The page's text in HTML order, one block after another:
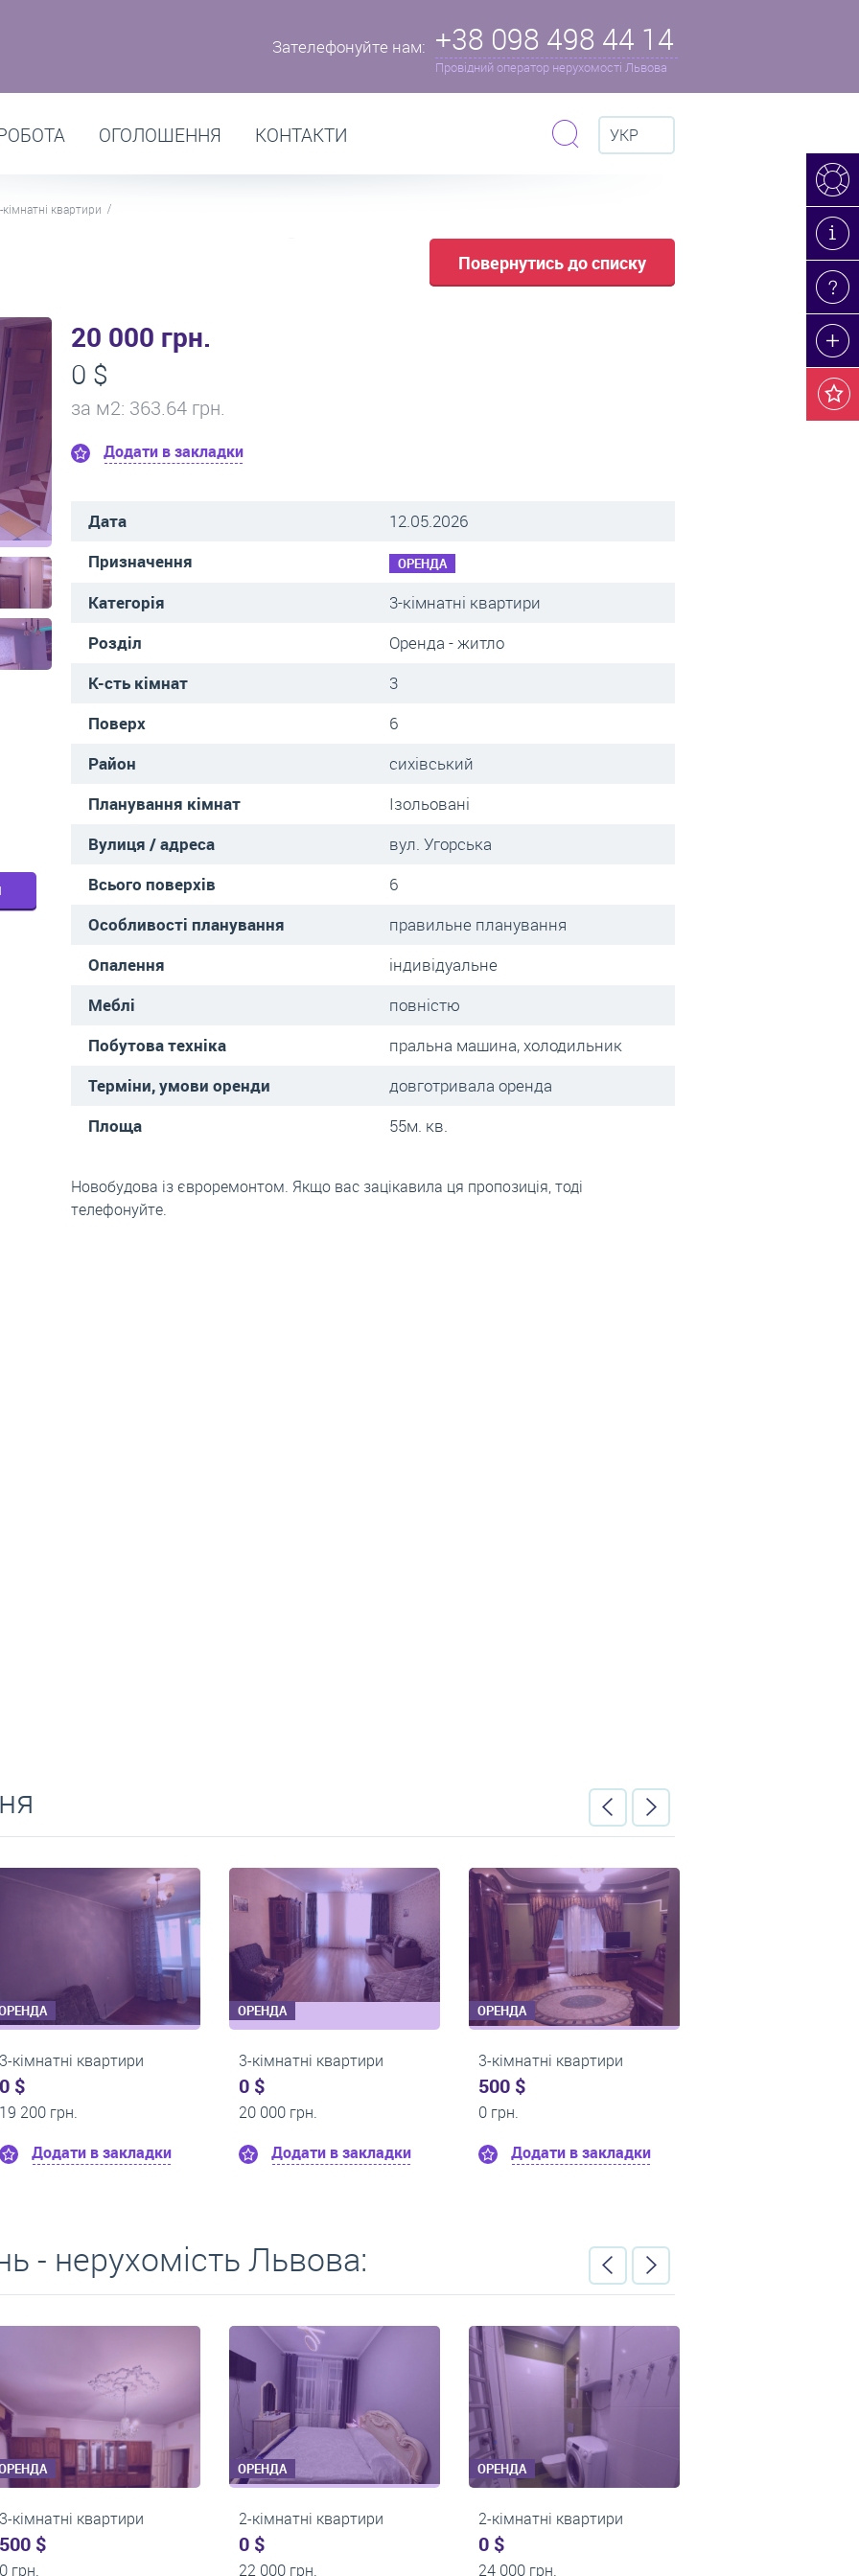
Зателефонуйте нам: +38 098 498 44 14
Провідний оператор нерухомості Львова
ОГОЛОШЕННЯ КОНТАКТИ УКР
кімнатні квартири
Повернутись до списку
20 000 грн.
0 $
за м2: 363.64 грн.
Додати в закладки
Дата
12.05.2026
Призначення
ОРЕНДА
Категорія
3-кімнатні квартири
Розділ
Оренда - житло
К-сть кімнат
3
Поверх
6
Район
сихівський
Планування кімнат
Ізольовані
Вулиця / адреса
вул. Угорська
Всього поверхів
6
Особливості планування
правильне планування
Опалення
індивідуальне
Меблі
повністю
Побутова техніка
пральна машина, холодильник
Терміни, умови оренди
довготривала оренда
Площа
55м. кв.
Новобудова із євроремонтом. Якщо вас зацікавила ця пропозиція, тоді
телефонуйте.
кімнатні квартири
500 грн.
Додати в закладки
ОРЕНДА
3-кімнатні квартири
0 $
18 000 грн.
Додати в закладки
ОРЕНДА
3-кімнатні квартири
0 $
19 000 грн.
Додати в закладки
- нерухомість Львова:
ОРЕНДА
1-кімнатні квартири
0 $
ОРЕНДА
2-кімнатні квартири
17 500 грн.
ОРЕНДА
2-кімнатні квартири
17 000 грн.